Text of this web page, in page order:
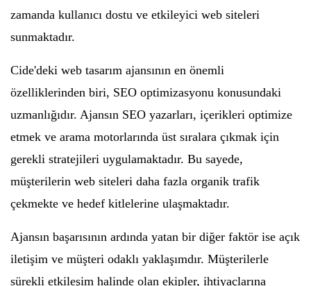
zamanda kullanıcı dostu ve etkileyici web siteleri
sunmaktadır.
Cide'deki web tasarım ajansının en önemli
özelliklerinden biri, SEO optimizasyonu konusundaki
uzmanlığıdır. Ajansın SEO yazarları, içerikleri optimize
etmek ve arama motorlarında üst sıralara çıkmak için
gerekli stratejileri uygulamaktadır. Bu sayede,
müşterilerin web siteleri daha fazla organik trafik
çekmekte ve hedef kitlelerine ulaşmaktadır.
Ajansın başarısının ardında yatan bir diğer faktör ise açık
iletişim ve müşteri odaklı yaklaşımdır. Müşterilerle
sürekli etkileşim halinde olan ekipler, ihtiyaçlarına